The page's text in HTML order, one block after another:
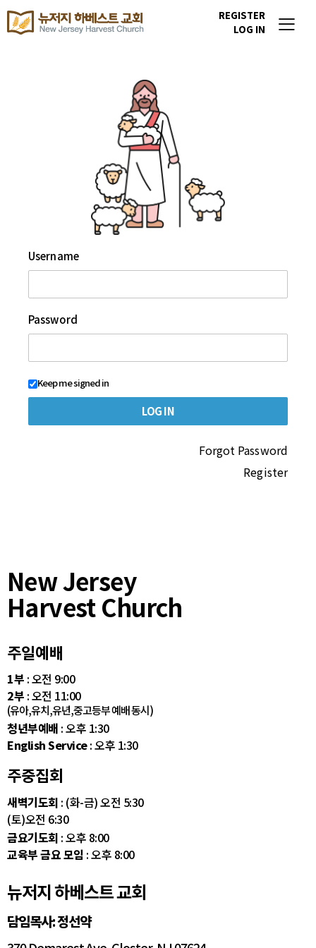
REGISTER
LOG IN
Username
Password
Keep me signed in
Forgot Password
Register
New Jersey
Harvest Church
주일예배
1부 : 오전 9:00
2부 : 오전 11:00
(유아,유치,유년,중고등부 예배 동시)
청년부예배 : 오후 1:30
English Service: 오후 1:30
주중집회
새벽기도회 : (화-금) 오전 5:30
(토)오전 6:30
금요기도회 : 오후 8:00
교육부 금요 모임 : 오후 8:00
뉴저지 하베스트 교회
담임목사: 정선약